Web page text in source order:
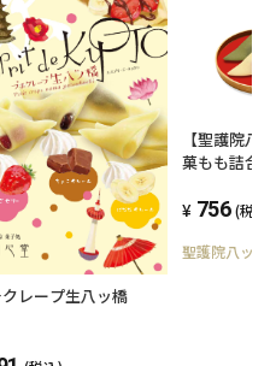
レープ生八ッ橋
【聖護院八
菓もも詰合
756 (税込)
聖護院八ッ橋